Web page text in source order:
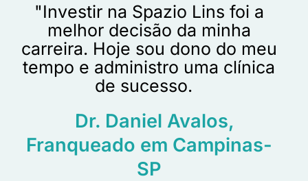
"Investir na Spazio Lins foi a
melhor decisão da minha
carreira. Hoje sou dono do meu
tempo e administro uma clínica
de sucesso.
Dr. Daniel Avalos,
Franqueado em Campinas-
SP